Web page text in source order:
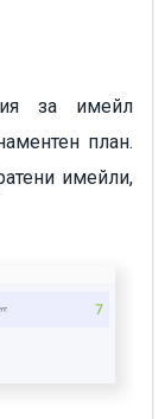
за имейл
план.
имейли,